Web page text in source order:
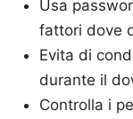
Usa
fattori dove
Evita di
durante il
Controlla i